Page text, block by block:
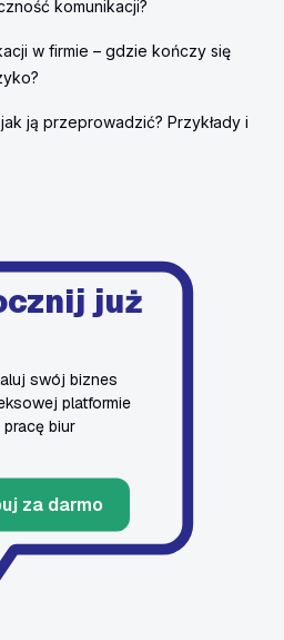
komunikacji?
w firmie – gdzie kończy się
ją przeprowadzić? Przykłady i
już
swój biznes
platformie
biur
za darmo